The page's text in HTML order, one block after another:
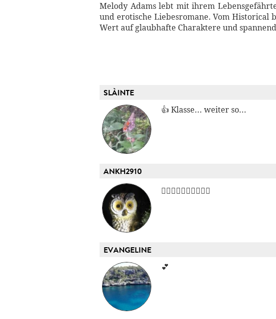
Melody Adams lebt mit ihrem
und erotische Liebesromane. Vom Historical
Wert auf glaubhafte Charaktere und
SLÀINTE
👍 Klasse... weiter so...
ANKH2910
👍🏻👍🏻👍🏻👍🏻👍🏻
EVANGELINE
💕